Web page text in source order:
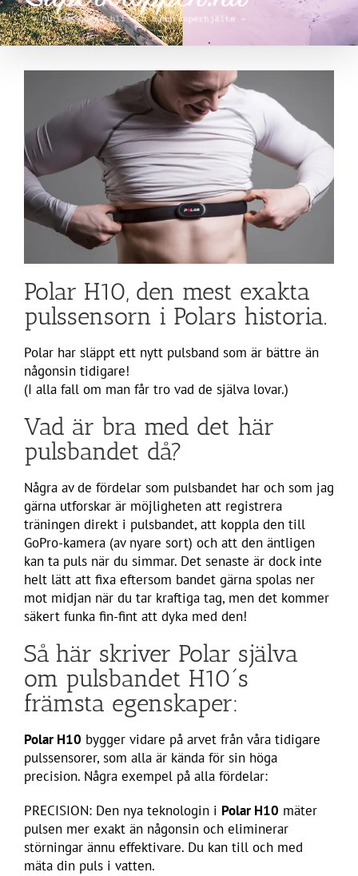
Polar H10, den mest exakta
pulssensorn i Polars historia.
Polar har släppt ett nytt pulsband som är bättre än
någonsin tidigare!
(I alla fall om man får tro vad de själva lovar.)
Vad är bra med det här
pulsbandet då?
Några av de fördelar som pulsbandet har och som jag
gärna utforskar är möjligheten att registrera
träningen direkt i pulsbandet, att koppla den till
GoPro-kamera (av nyare sort) och att den äntligen
kan ta puls när du simmar. Det senaste är dock inte
helt lätt att fixa eftersom bandet gärna spolas ner
mot midjan när du tar kraftiga tag, men det kommer
säkert funka fin-fint att dyka med den!
Så här skriver Polar själva
om pulsbandet H10´s
främsta egenskaper:
Polar H10 bygger vidare på arvet från våra tidigare
pulssensorer, som alla är kända för sin höga
precision. Några exempel på alla fördelar:
PRECISION: Den nya teknologin i Polar H10 mäter
pulsen mer exakt än någonsin och eliminerar
störningar ännu effektivare. Du kan till och med
mäta din puls i vatten.